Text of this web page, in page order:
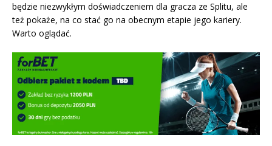
będzie niezwykłym doświadczeniem dla gracza ze Splitu, ale
też pokaże, na co stać go na obecnym etapie jego kariery.
Warto oglądać.